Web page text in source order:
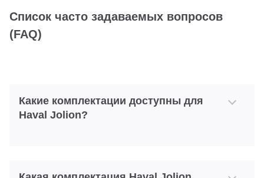
Список часто задаваемых вопросов
(FAQ)
Какие комплектации доступны для
Haval Jolion?